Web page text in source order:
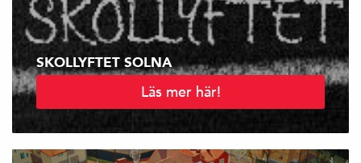
SKOLLYFTET SOLNA
Läs mer här!